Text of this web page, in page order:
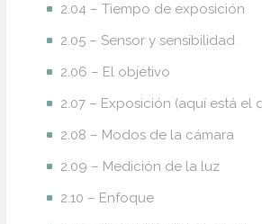
2.04 – Tiempo de exposición
2.05 – Sensor y sensibilidad
2.06 – El objetivo
2.07 – Exposición (aquí está el
2.08 – Modos de la cámara
2.09 – Medición de la luz
2.10 – Enfoque